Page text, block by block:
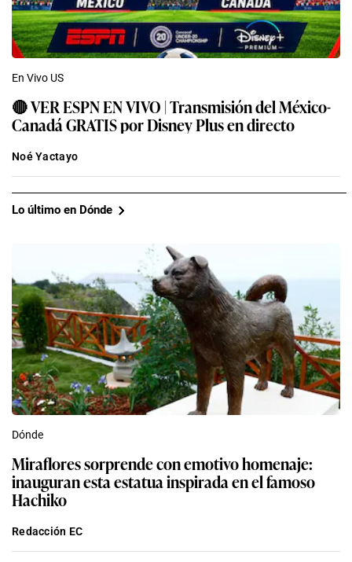
En Vivo US
🔴 VER ESPN EN VIVO | Transmisión del México-
Canadá GRATIS por Disney Plus en directo
Noé Yactayo
Lo último en Dónde
Dónde
Miraflores sorprende con emotivo homenaje:
inauguran esta estatua inspirada en el famoso
Hachiko
Redacción EC